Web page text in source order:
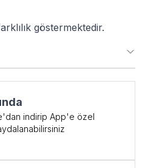
göstermektedir.
indirip App'e özel